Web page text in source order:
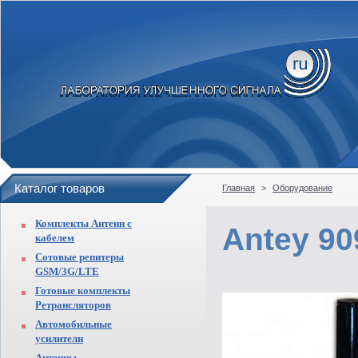
Каталог товаров
Комплекты Антенн с
кабелем
Сотовые репитеры
GSM/3G/LTE
Готовые комплекты
Ретрансляторов
Автомобильные
усилители
Главная > Оборудование
Antey